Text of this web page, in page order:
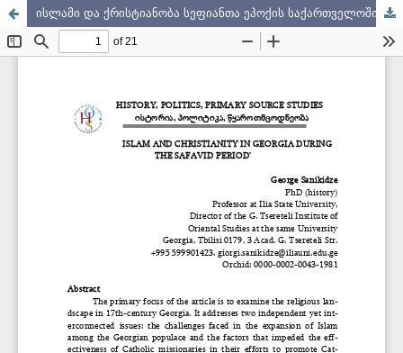
ისლამი და ქრისტიანობა სეფიანთა ეპოქის საქართველოში